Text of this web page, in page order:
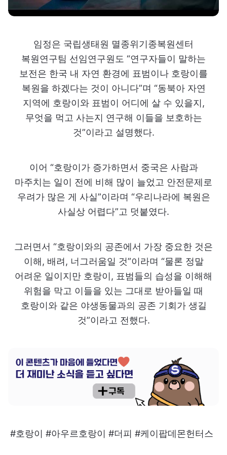
임정은 국립생태원 멸종위기종복원센터
복원연구팀 선임연구원도 “연구자들이 말하는
보전은 한국 내 자연 환경에 표범이나 호랑이를
복원을 하겠다는 것이 아니다”며 “동북아 자연
지역에 호랑이와 표범이 어디에 살 수 있을지,
무엇을 먹고 사는지 연구해 이들을 보호하는
것”이라고 설명했다.
이어 “호랑이가 증가하면서 중국은 사람과
마주치는 일이 전에 비해 많이 늘었고 안전문제로
우려가 많은 게 사실”이라며 “우리나라에 복원은
사실상 어렵다”고 덧붙였다.
그러면서 “호랑이와의 공존에서 가장 중요한 것은
이해, 배려, 너그러움일 것”이라며 “물론 정말
어려운 일이지만 호랑이, 표범들의 습성을 이해해
위험을 막고 이들을 있는 그대로 받아들일 때
호랑이와 같은 야생동물과의 공존 기회가 생길
것”이라고 전했다.
#호랑이 #아우르호랑이 #더피 #케이팝데몬헌터스